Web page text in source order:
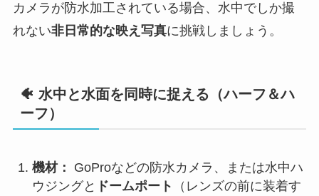
カメラが防水加工されている場合、水中でしか撮
れない非日常的な映え写真に挑戦しましょう。
🐠 水中と水面を同時に捉える（ハーフ＆ハ
ーフ）
機材：
GoProなどの防水カメラ、または水中ハ
ウジングと ドームポート
（レンズの前に装着す